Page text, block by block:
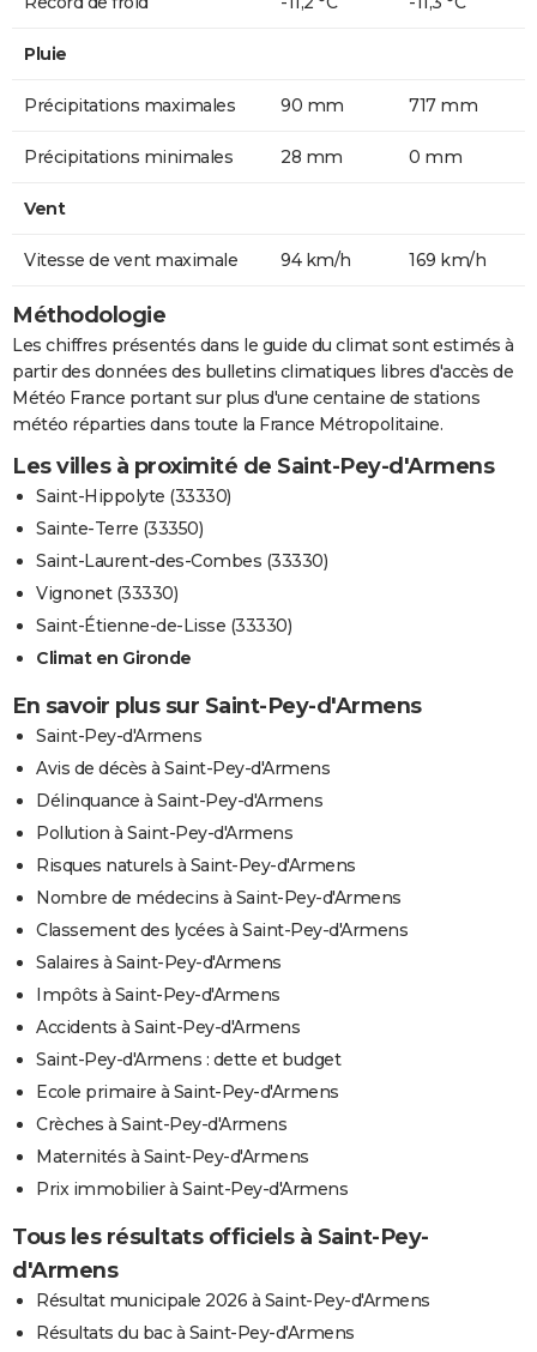
Pluie
Précipitations maximales 90 mm 717 mm
Précipitations minimales 28 mm 0 mm
Vent
Vitesse de vent maximale 94 km/h 169 km/h
Méthodologie
Les chiffres présentés dans le guide du climat sont estimés à
partir des données des bulletins climatiques libres d'accès de
Météo France portant sur plus d'une centaine de stations
météo réparties dans toute la France Métropolitaine.
Les villes à proximité de Saint-Pey-d'Armens
Saint-Hippolyte (33330)
Sainte-Terre (33350)
Saint-Laurent-des-Combes (33330)
Vignonet (33330)
Saint-Étienne-de-Lisse (33330)
Climat en Gironde
En savoir plus sur Saint-Pey-d'Armens
Saint-Pey-d'Armens
Avis de décès à Saint-Pey-d'Armens
Délinquance à Saint-Pey-d'Armens
Pollution à Saint-Pey-d'Armens
Risques naturels à Saint-Pey-d'Armens
Nombre de médecins à Saint-Pey-d'Armens
Classement des lycées à Saint-Pey-d'Armens
Salaires à Saint-Pey-d'Armens
Impôts à Saint-Pey-d'Armens
Accidents à Saint-Pey-d'Armens
Saint-Pey-d'Armens : dette et budget
Ecole primaire à Saint-Pey-d'Armens
Crèches à Saint-Pey-d'Armens
Maternités à Saint-Pey-d'Armens
Prix immobilier à Saint-Pey-d'Armens
Tous les résultats officiels à Saint-Pey-
d'Armens
Résultat municipale 2026 à Saint-Pey-d'Armens
Résultats du bac à Saint-Pey-d'Armens